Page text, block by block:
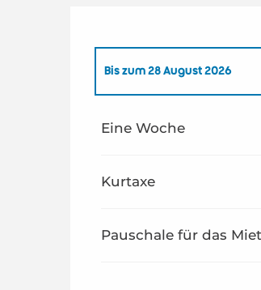
Bis zum 28 August 2026
Eine Woche
Kurtaxe
Pauschale für das